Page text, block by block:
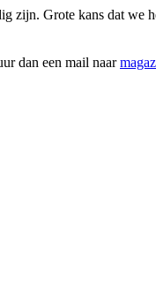
zijn. Grote kans dat we
dan een mail naar